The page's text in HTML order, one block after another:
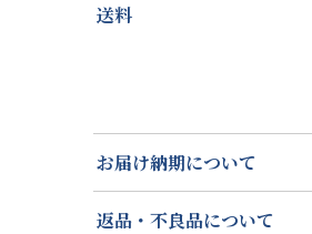
送料
お届け納期について
返品・不良品について